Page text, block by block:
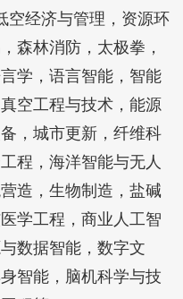
空经济与管理，资源环
森林消防，太极拳，
学，语言智能，智能
空工程与技术，能源
，城市更新，纤维科
程，海洋智能与无人
造，生物制造，盐碱
学工程，商业人工智
数据智能，数字文
智能，脑机科学与技